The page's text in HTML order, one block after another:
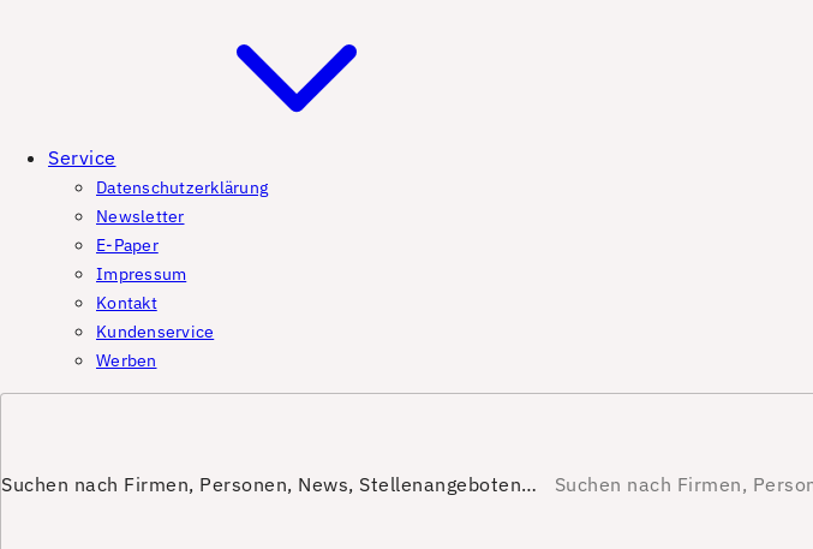
Service
Datenschutzerklärung
Newsletter
E-Paper
Impressum
Kontakt
Kundenservice
Werben
Suchen nach Firmen, Personen, News, Stellenangeboten…